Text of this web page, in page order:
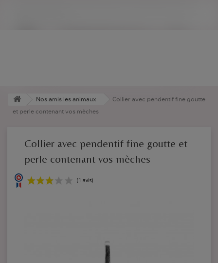
Nos amis les animaux
Collier avec pendentif fine goutte
et perle contenant vos mèches
Collier avec pendentif fine goutte et
perle contenant vos mèches